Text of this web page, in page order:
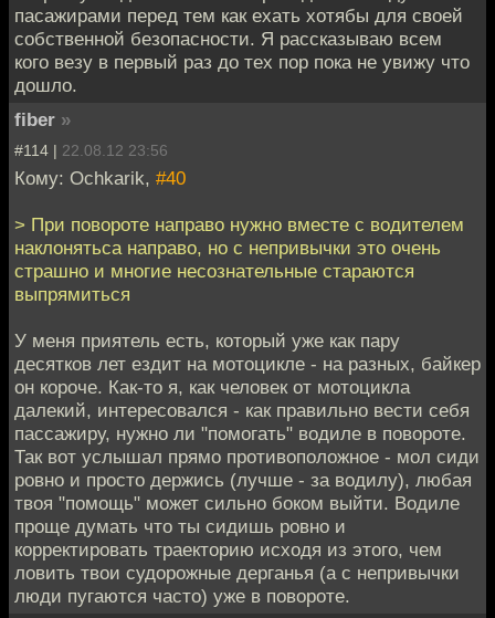
пасажирами перед тем как ехать хотябы для своей
собственной безопасности. Я рассказываю всем
кого везу в первый раз до тех пор пока не увижу что
дошло.
fiber »
#114 | 22.08.12 23:56
Кому: Ochkarik, #40
> При повороте направо нужно вместе с водителем
наклонятьса направо, но с непривычки это очень
страшно и многие несознательные стараются
выпрямиться
У меня приятель есть, который уже как пару
десятков лет ездит на мотоцикле - на разных, байкер
он короче. Как-то я, как человек от мотоцикла
далекий, интересовался - как правильно вести себя
пассажиру, нужно ли "помогать" водиле в повороте.
Так вот услышал прямо противоположное - мол сиди
ровно и просто держись (лучше - за водилу), любая
твоя "помощь" может сильно боком выйти. Водиле
проще думать что ты сидишь ровно и
корректировать траекторию исходя из этого, чем
ловить твои судорожные дерганья (а с непривычки
люди пугаются часто) уже в повороте.